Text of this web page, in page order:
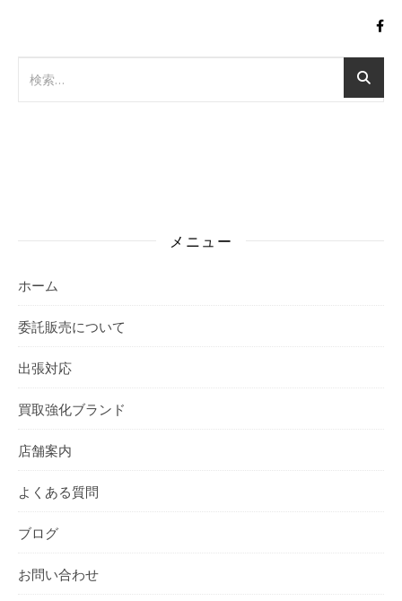
メニュー
ホーム
委託販売について
出張対応
買取強化ブランド
店舗案内
よくある質問
ブログ
お問い合わせ